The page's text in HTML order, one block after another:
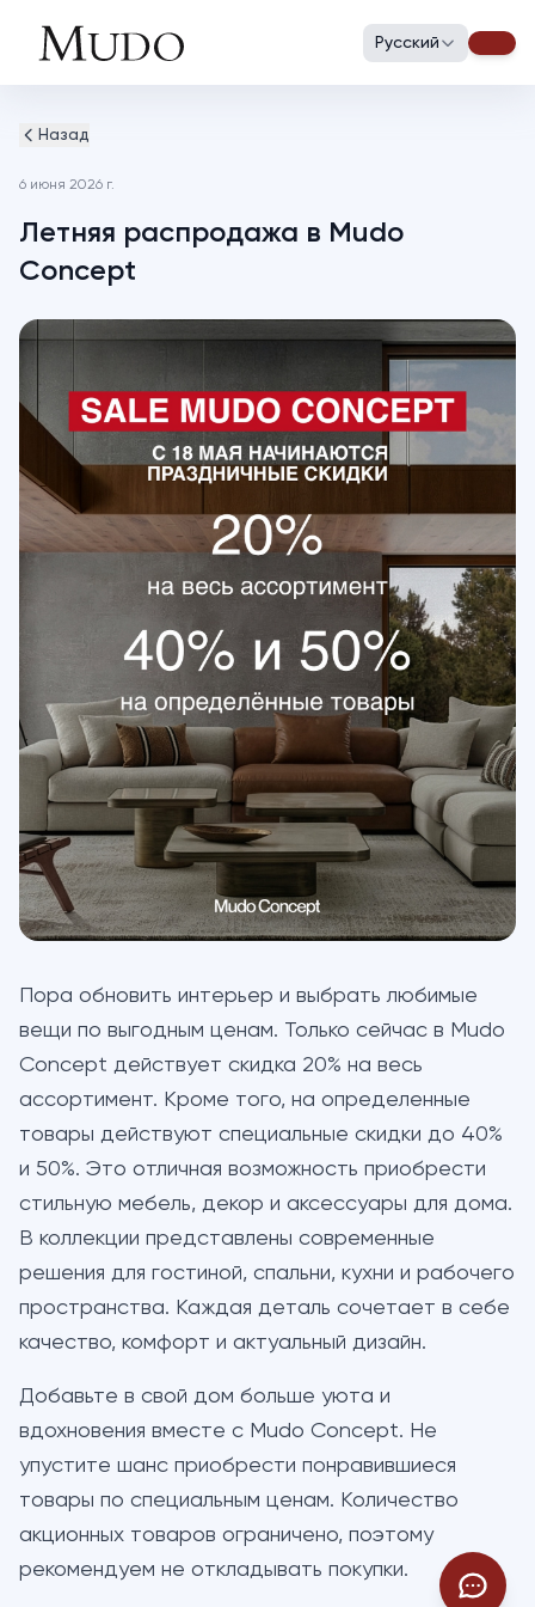
Русский
Назад
6 июня 2026 г.
Летняя распродажа в Mudo
Concept
Пора обновить интерьер и выбрать любимые
вещи по выгодным ценам. Только сейчас в Mudo
Concept действует скидка 20% на весь
ассортимент. Кроме того, на определенные
товары действуют специальные скидки до 40%
и 50%. Это отличная возможность приобрести
стильную мебель, декор и аксессуары для дома.
В коллекции представлены современные
решения для гостиной, спальни, кухни и рабочего
пространства. Каждая деталь сочетает в себе
качество, комфорт и актуальный дизайн.
Добавьте в свой дом больше уюта и
вдохновения вместе с Mudo Concept. Не
упустите шанс приобрести понравившиеся
товары по специальным ценам. Количество
акционных товаров ограничено, поэтому
рекомендуем не откладывать покупки.